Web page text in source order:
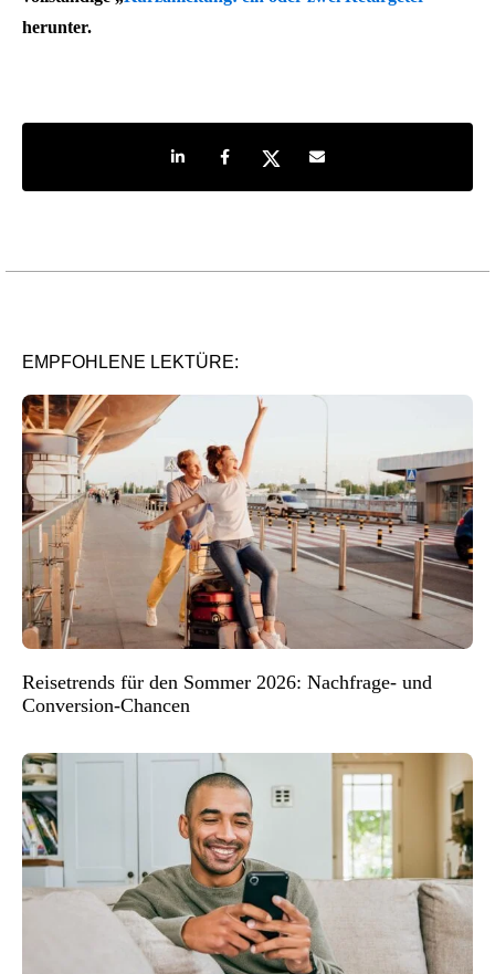
herunter.
Share on LinkedIn
Share on Facebook
Share on TwitterShare by e-mail
EMPFOHLENE LEKTÜRE:
Reisetrends für den Sommer 2026: Nachfrage- und
Conversion-Chancen